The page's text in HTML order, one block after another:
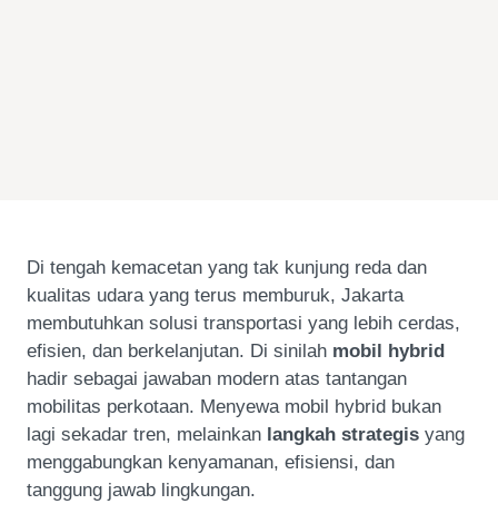
Di tengah kemacetan yang tak kunjung reda dan
kualitas udara yang terus memburuk, Jakarta
membutuhkan solusi transportasi yang lebih cerdas,
efisien, dan berkelanjutan. Di sinilah mobil hybrid
hadir sebagai jawaban modern atas tantangan
mobilitas perkotaan. Menyewa mobil hybrid bukan
lagi sekadar tren, melainkan langkah strategis yang
menggabungkan kenyamanan, efisiensi, dan
tanggung jawab lingkungan.